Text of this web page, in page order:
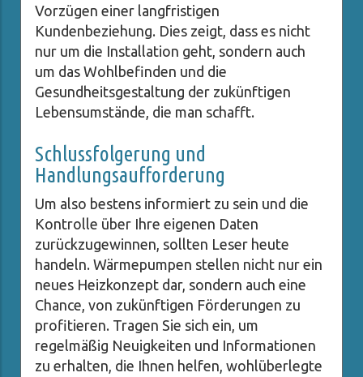
Vorzügen einer langfristigen
Kundenbeziehung. Dies zeigt, dass es nicht
nur um die Installation geht, sondern auch
um das Wohlbefinden und die
Gesundheitsgestaltung der zukünftigen
Lebensumstände, die man schafft.
Schlussfolgerung und
Handlungsaufforderung
Um also bestens informiert zu sein und die
Kontrolle über Ihre eigenen Daten
zurückzugewinnen, sollten Leser heute
handeln. Wärmepumpen stellen nicht nur ein
neues Heizkonzept dar, sondern auch eine
Chance, von zukünftigen Förderungen zu
profitieren. Tragen Sie sich ein, um
regelmäßig Neuigkeiten und Informationen
zu erhalten, die Ihnen helfen, wohlüberlegte